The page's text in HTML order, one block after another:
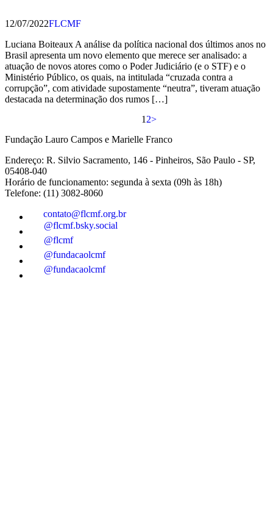
12/07/2022FLCMF
Luciana Boiteaux A análise da política nacional dos últimos anos no
Brasil apresenta um novo elemento que merece ser analisado: a
atuação de novos atores como o Poder Judiciário (e o STF) e o
Ministério Público, os quais, na intitulada “cruzada contra a
corrupção”, com atividade supostamente “neutra”, tiveram atuação
destacada na determinação dos rumos […]
1 2>
Fundação Lauro Campos e Marielle Franco
Endereço: R. Silvio Sacramento, 146 - Pinheiros, São Paulo - SP,
05408-040
Horário de funcionamento: segunda à sexta (09h às 18h)
Telefone: (11) 3082-8060
contato@flcmf.org.br
@flcmf.bsky.social
@flcmf
@fundacaolcmf
@fundacaolcmf